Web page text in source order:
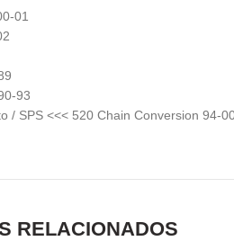
01
93
/ SPS <<< 520 Chain Conversion 94-
RELACIONADOS